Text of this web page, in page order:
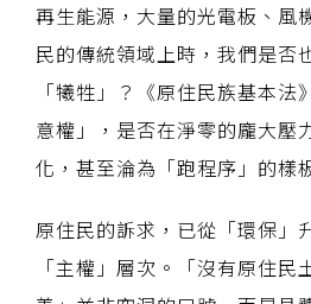
再生能源，大量的光電板、風
民的傳統領域上時，我們是否
「犧牲」？《原住民族基本法
意權」，是否在淨零的龐大壓
化，甚至淪為「跑程序」的樣
原住民的訴求，已從「環保」
「主權」層次。「沒有原住